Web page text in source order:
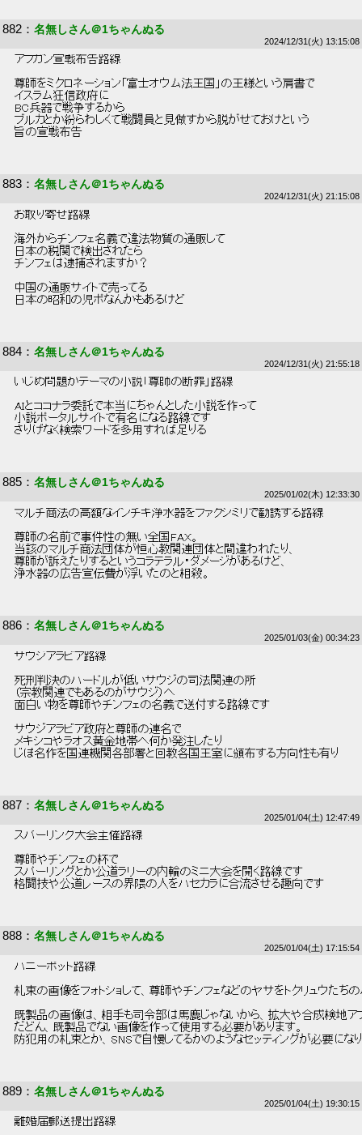
882 ： 名無しさん＠1ちゃんぬる
2024/12/31(火) 13:15:08
アフガン宣戦布告路線
尊師をミクロネーション「富士オウム法王国」の王様という肩書で
イスラム狂信政府に
BC兵器で戦争するから
ブルカとか紛らわしくて戦闘員と見做すから脱がせておけという
旨の宣戦布告
883 ： 名無しさん＠1ちゃんぬる
2024/12/31(火) 21:15:08
お取り寄せ路線
海外からチンフェ名義で違法物質の通販して
日本の税関で検出されたら
チンフェは逮捕されますか？
中国の通販サイトで売ってる
日本の昭和の児ポなんかもあるけど
884 ： 名無しさん＠1ちゃんぬる
2024/12/31(火) 21:55:18
いじめ問題がテーマの小説「尊師の断罪」路線
AIとココナラ委託で本当にちゃんとした小説を作って
小説ポータルサイトで有名になる路線です
さりげなく検索ワードを多用すれば足りる
885 ： 名無しさん＠1ちゃんぬる
2025/01/02(木) 12:33:30
マルチ商法の高額なインチキ浄水器をファクシミリで勧誘する路線
尊師の名前で事件性の無い全国FAX。
当該のマルチ商法団体が恒心教関連団体と間違われたり、
尊師が訴えたりするというコラテラル・ダメージがあるけど、
浄水器の広告宣伝費が浮いたのと相殺。
886 ： 名無しさん＠1ちゃんぬる
2025/01/03(金) 00:34:23
サウジアラビア路線
死刑判決のハードルが低いサウジの司法関連の所
（宗教関連でもあるのがサウジ）へ
面白い物を尊師やチンフェの名義で送付する路線です
サウジアラビア政府と尊師の連名で
メキシコやラオス黄金地帯へ何か発注したり
じぽ名作を国連機関各部署と回教各国王室に頒布する方向性も有り
887 ： 名無しさん＠1ちゃんぬる
2025/01/04(土) 12:47:49
スパーリング大会主催路線
尊師やチンフェの杯で
スパーリングとか公道ラリーの内輪のミニ大会を開く路線です
格闘技や公道レースの界隈の人をハセカラに合流させる趣向です
888 ： 名無しさん＠1ちゃんぬる
2025/01/04(土) 17:15:54
ハニーポット路線
札束の画像をフォトショして、尊師やチンフェなどのヤサをトクリュウたち
既製品の画像は、相手も司令部は馬鹿じゃないから、拡大や合成検地ア
だどん、既製品でない画像を作って使用する必要があります。
防犯用の札束とか、SNSで自慢してるかのようなセッティングが必要にな
889 ： 名無しさん＠1ちゃんぬる
2025/01/04(土) 19:30:15
離婚届郵送提出路線